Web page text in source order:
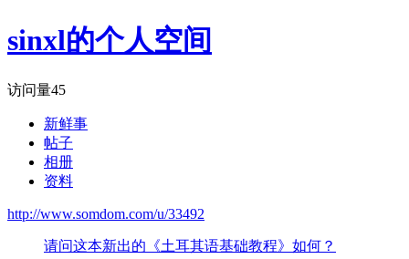
sinxl的个人空间
访问量45
新鲜事
帖子
相册
资料
http://www.somdom.com/u/33492
请问这本新出的《土耳其语基础教程》如何？